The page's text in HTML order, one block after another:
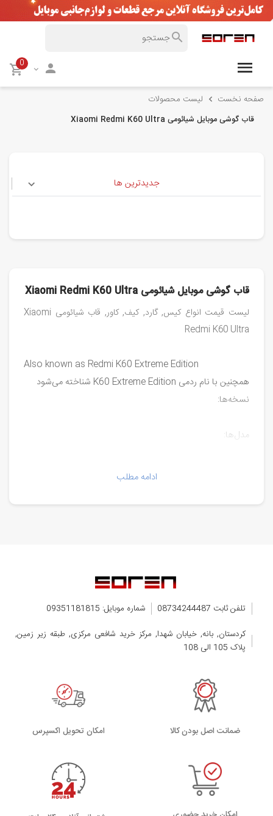
0
صفحه نخست لیست محصولات
قاب گوشی موبایل شیائومی Xiaomi Redmi K60 Ultra
جدیدترین ها
قاب گوشی موبایل شیائومی Xiaomi Redmi K60 Ultra
لیست قیمت انواع کیس, گارد, کیف, کاور, قاب شیائومی Xiaomi
Redmi K60 Ultra
Also known as Redmi K60 Extreme Edition
همچنین با نام ردمی K60 Extreme Edition شناخته می‌شود
نسخه‌ها:
مدل‌ها:
ادامه مطلب
تلفن ثابت 08734244487
شماره موبایل: 09351181815
کردستان, بانه, خیابان شهدا, مرکز خرید شافعی مرکزی, طبقه زیر زمین,
پلاک 105 الی 108
ضمانت اصل بودن کالا اﻣﮑﺎن ﺗﺤﻮﯾﻞ اﮐﺴﭙﺮس